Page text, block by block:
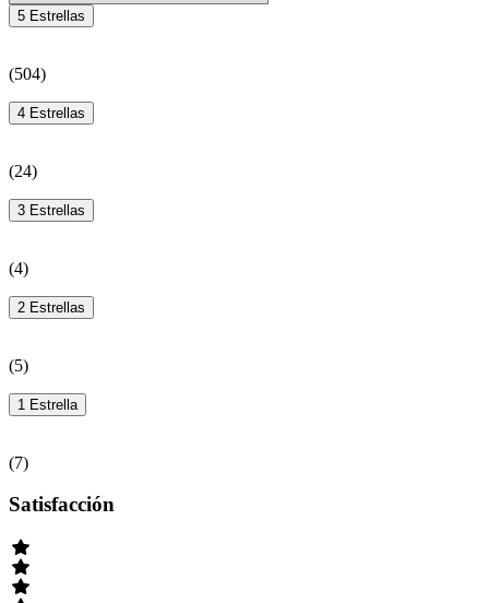
5 Estrellas
(504)
4 Estrellas
(24)
3 Estrellas
(4)
2 Estrellas
(5)
1 Estrella
(7)
Satisfacción